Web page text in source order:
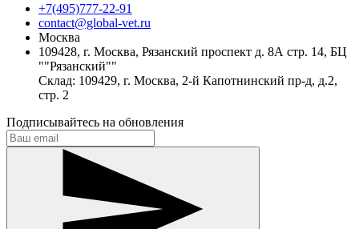
+7(495)777-22-91
contact@global-vet.ru
Москва
109428, г. Москва, Рязанский проспект д. 8А стр. 14, БЦ
""Рязанский""
Склад: 109429, г. Москва, 2-й Капотнинский пр-д, д.2,
стр. 2
Подписывайтесь на обновления